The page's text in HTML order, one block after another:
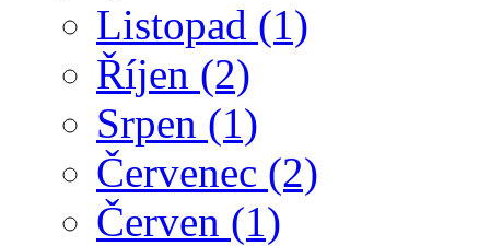
Listopad (1)
Říjen (2)
Srpen (1)
Červenec (2)
Červen (1)